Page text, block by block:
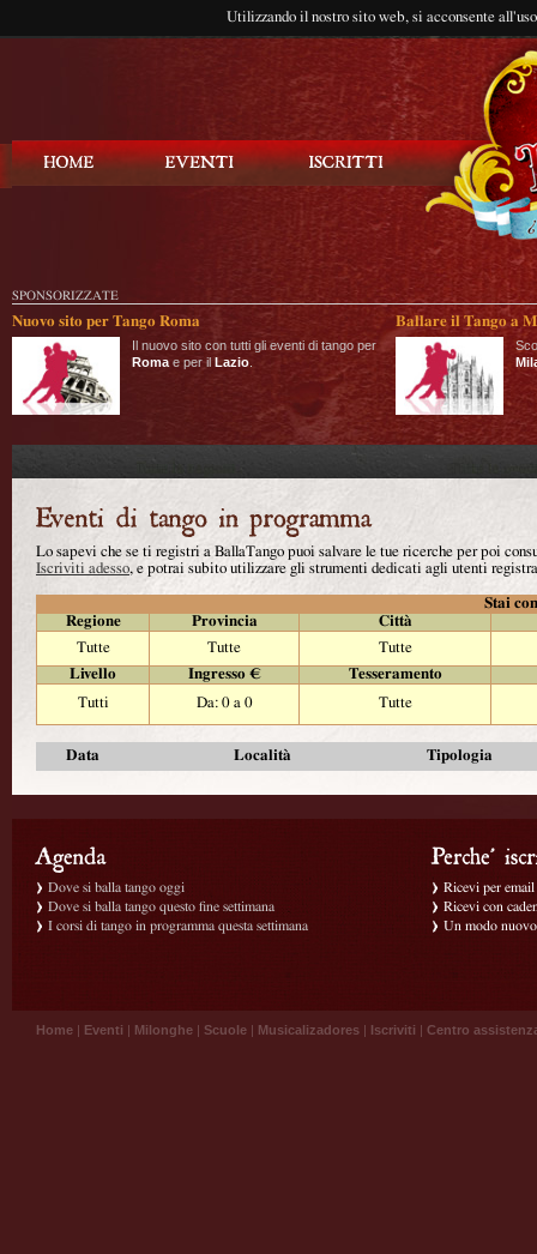
Utilizzando il nostro sito web, si acconsente
SPONSORIZZATE
Nuovo sito per Tango Roma
Il nuovo sito con tutti gli eventi di tango per
Roma e per il Lazio
Ballare il Tango a
Lo sapevi che se ti registri a BallaTango puoi salvare le tue ricerche per poi
Iscriviti adesso, e potrai subito utilizzare gli strumenti dedicati agli utenti
Stai
Regione
Provincia
Città
Tutte
Tutte
Tutte
Livello
Ingresso €
Tesseramento
Tutti
Da: 0 a 0 Tutte
Data Località Tipologia
Dove si balla tango oggi
Dove si balla tango questo fine settimana
I corsi di tango in programma questa settimana
Ricevi per
Ricevi con
Un modo
Home | Eventi | Milonghe | Scuole | Musicalizadores | Iscriviti | Centro